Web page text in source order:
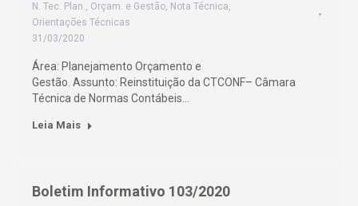
N. Tec. Plan., Orçam. e Gestão, Nota Técnica,
Orientações Técnicas
31/03/2020
Área: Planejamento Orçamento e
Gestão. Assunto: Reinstituição da CTCONF– Câmara
Técnica de Normas Contábeis…
Leia Mais
Boletim Informativo 103/2020